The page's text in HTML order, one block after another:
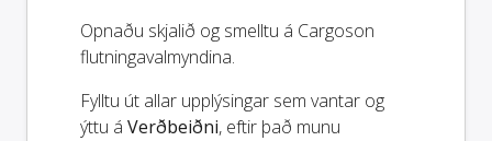
Opnaðu skjalið og smelltu á Cargoson
flutningavalmyndina.
Fylltu út allar upplýsingar sem vantar og
ýttu á Verðbeiðni, eftir það munu